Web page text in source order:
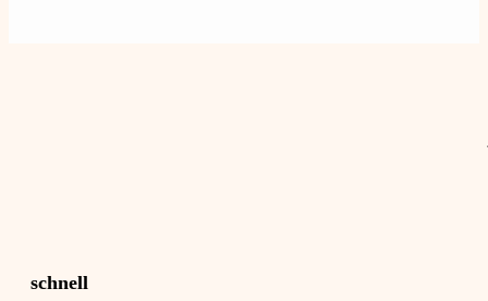
schnell